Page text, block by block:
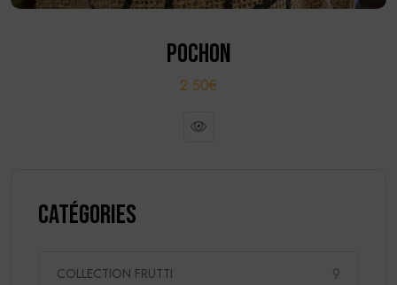
POCHON
2.50€
Catégories
COLLECTION FRUTTI 9